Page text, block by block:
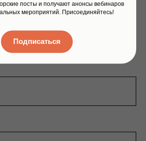
посты и получают анонсы вебинаров
мероприятий. Присоединяйтесь!
Подписаться